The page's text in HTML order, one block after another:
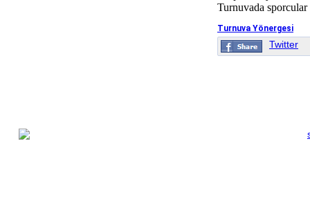
Turnuvada sporcular
Turnuva Yönergesi
Twitter